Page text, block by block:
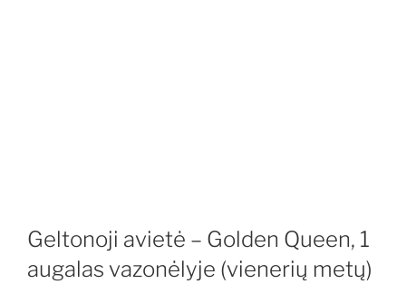
Geltonoji avietė – Golden Queen, 1
augalas vazonėlyje (vienerių metų)